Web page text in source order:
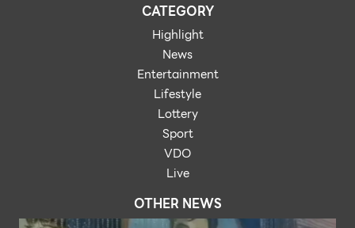
CATEGORY
Highlight
News
Entertainment
Lifestyle
Lottery
Sport
VDO
Live
OTHER NEWS